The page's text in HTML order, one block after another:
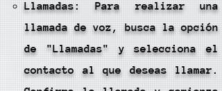
Llamadas: Para realizar una
llamada de voz, busca la opción
de "Llamadas" y selecciona el
contacto al que deseas llamar.